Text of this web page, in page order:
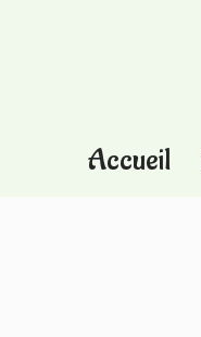
Accueil